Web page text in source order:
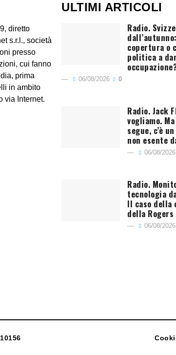
diretto
s.r.l., società
presso
cui fanno
prima
in ambito
via Internet.
ULTIMI ARTICOLI
Radio.
copertura o
politica a
06/08/2026 0
Radio. Jack
vogliamo.
segue, c’è
non esente
06/08/2026
Radio.
tecnologia
Il caso della
della
06/08/2026